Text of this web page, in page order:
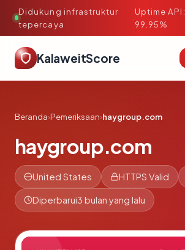
Didukung infrastruktur
tepercaya
·
Uptime API:
99.95%
KalaweitScore
Beranda›Pemeriksaan›haygroup.com
haygroup.com
United States HTTPS Valid
Diperbarui3 bulan yang lalu